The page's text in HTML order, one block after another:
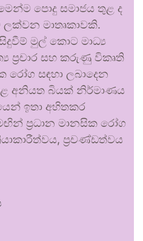
පොදු සමාජය තුළ ද
මාතෘකාවකි.
මුල් කොට මාධ්‍ය
ප්‍රචාර සහ කරුණු විකෘති
සඳහා ලබාදෙන
අනියත බියක් නිර්මාණය
ඉතා අහිතකර
ප්‍රධාන මානසික රෝග
ප්‍රචණ්ඩත්වය